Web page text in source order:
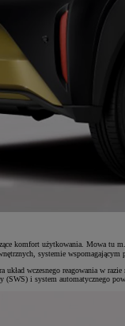
komfort użytkowania. Mowa tu
systemie wspomagającym
wczesnego reagowania w
i system automatycznego